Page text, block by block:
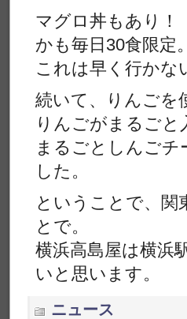
マグロ丼もあり
かも毎日30食限定。
これは早く行かな
続いて、りんごを
りんごがまるごと
まるごとしんご
した。
ということで、
とで。
横浜高島屋は横浜
いと思います。
ニュース